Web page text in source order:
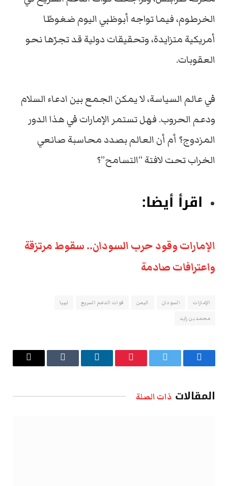
الخرطوم، فيما تواجه أبوظبي اليوم ضغوطًا
أمريكية متزايدة، وتحقيقات دولية قد تجرّها نحو
العقوبات.
في عالم السياسة، لا يمكن الجمع بين ادعاء السلام
ودعم الحروب. فهل تستمر الإمارات في هذا الدور
المزدوج؟ أم أن العالم بصدد محاسبة صانعي
الخراب تحت لافتة “التسامح”؟
اقرأ أيضا:
الإمارات وقود حرب السودان.. سقوط مرتزقة
واعترافات صادمة
الإمارات السودان اليمن قوات الدعم السريع
ليبيا
محمد بن زايد
فيسبوك تويتر بينتيريستلينكدإن Tumblr
البريد
المقالات ذات الصلة